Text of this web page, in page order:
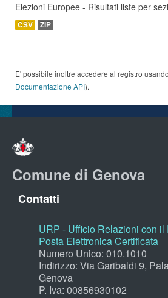
Elezioni Europee - Risultati liste per
CSV ZIP
E' possibile inoltre accedere al registro
Documentazione API).
Comune di Genova
Contatti
URP - Ufficio Relazioni con il
Posta Elettronica Certificata
Numero Unico: 010.1010
Indirizzo: Via Garibaldi 9,
Genova
P. Iva: 00856930102